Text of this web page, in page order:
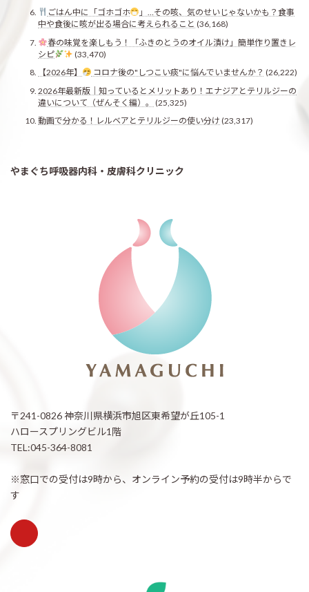
ごはん中に「ゴホゴホ
」…その咳、気のせいじゃないかも？食事
中や食後に咳が出る場合に考えられること (36,168)
春の味覚を楽しもう！「ふきのとうのオイル漬け」簡単作り置きレ
シピ
(33,470)
【2026年】
コロナ後の"しつこい痰"に悩んでいませんか？ (26,222)
2026年最新版｜知っているとメリットあり！エナジアとテリルジーの
違いについて（ぜんそく編）。
(25,325)
動画で分かる！レルベアとテリルジーの使い分け (23,317)
やまぐち呼吸器内科・皮膚科クリニック
〒241-0826 神奈川県横浜市旭区東希望が丘105-1
ハロースプリングビル1階
TEL:045-364-8081
※窓口での受付は9時から、オンライン予約の受付は9時半からで
す